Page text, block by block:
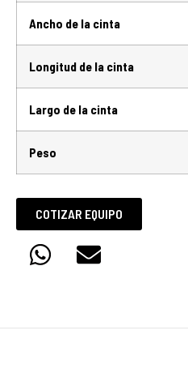
Ancho de la cinta
Longitud de la cinta
Largo de la cinta
Peso
COTIZAR EQUIPO